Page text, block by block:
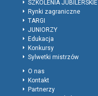
SZKOLENIA JUBILERSKIE
Rynki zagraniczne
TARGI
JUNIORZY
Edukacja
Konkursy
Sylwetki mistrzów
O nas
Kontakt
Partnerzy